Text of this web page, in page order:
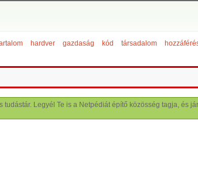
hardver gazdaság kód társadalom
Legyél Te is a Netpédiát építő közösség tagja, és